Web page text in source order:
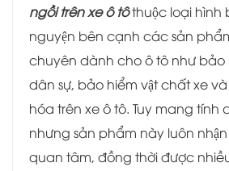
ngồi trên xe ô tôthuộc loại hình
nguyện bên cạnh các sản
chuyên dành cho ô tô như
dân sự, bảo hiểm vật chất xe
hóa trên xe ô tô. Tuy mang tính
nhưng sản phẩm này luôn
quan tâm, đồng thời được